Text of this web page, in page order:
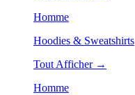
Homme
Hoodies & Sweatshirts
Tout Afficher →
Homme